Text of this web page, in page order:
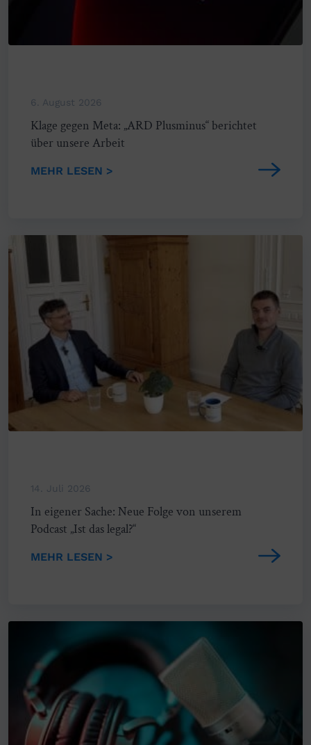
6. August 2026
Klage gegen Meta: „ARD Plusminus“ berichtet
über unsere Arbeit
MEHR LESEN >
14. Juli 2026
In eigener Sache: Neue Folge von unserem
Podcast „Ist das legal?“
MEHR LESEN >